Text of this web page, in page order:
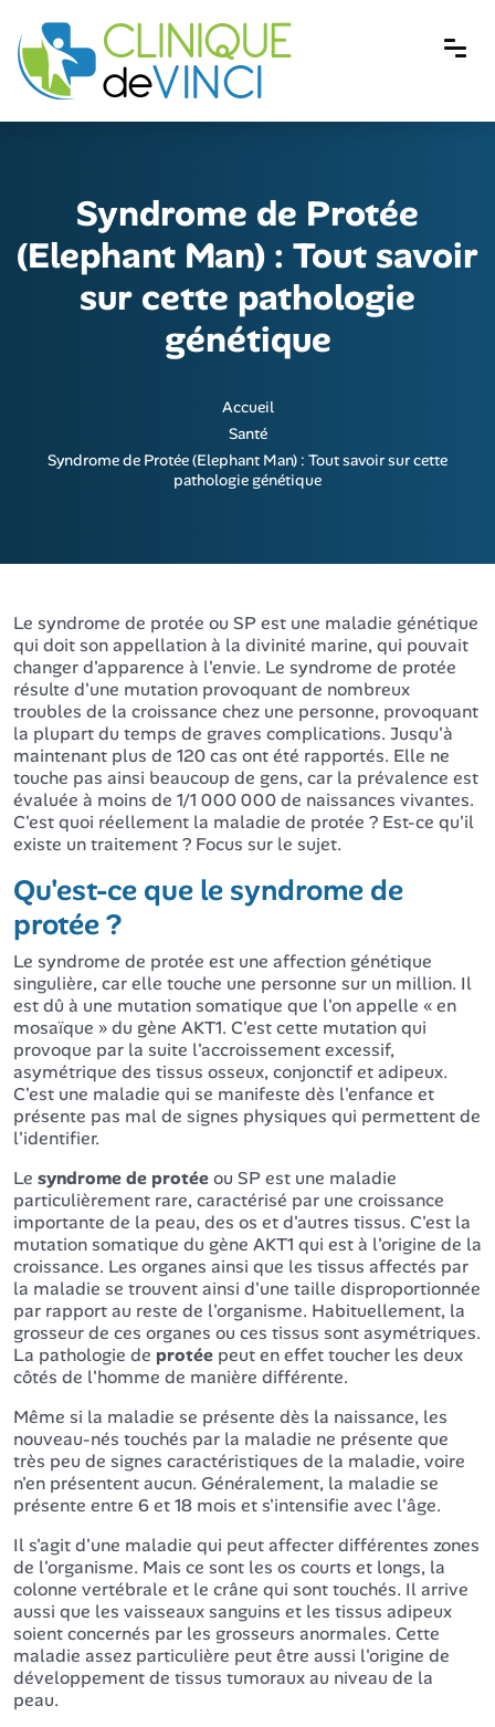
Syndrome de Protée
(Elephant Man) : Tout savoir
sur cette pathologie
génétique
Accueil
Santé
Syndrome de Protée (Elephant Man) : Tout savoir sur cette
pathologie génétique
Le syndrome de protée ou SP est une maladie génétique
qui doit son appellation à la divinité marine, qui pouvait
changer d'apparence à l'envie. Le syndrome de protée
résulte d'une mutation provoquant de nombreux
troubles de la croissance chez une personne, provoquant
la plupart du temps de graves complications. Jusqu'à
maintenant plus de 120 cas ont été rapportés. Elle ne
touche pas ainsi beaucoup de gens, car la prévalence est
évaluée à moins de 1/1 000 000 de naissances vivantes.
C'est quoi réellement la maladie de protée ? Est-ce qu'il
existe un traitement ? Focus sur le sujet.
Qu'est-ce que le syndrome de
protée ?
Le syndrome de protée est une affection génétique
singulière, car elle touche une personne sur un million. Il
est dû à une mutation somatique que l'on appelle « en
mosaïque » du gène AKT1. C'est cette mutation qui
provoque par la suite l'accroissement excessif,
asymétrique des tissus osseux, conjonctif et adipeux.
C'est une maladie qui se manifeste dès l'enfance et
présente pas mal de signes physiques qui permettent de
l'identifier.
Le syndrome de protéeou SP est une maladie
particulièrement rare, caractérisé par une croissance
importante de la peau, des os et d'autres tissus. C'est la
mutation somatique du gène AKT1 qui est à l'origine de la
croissance. Les organes ainsi que les tissus affectés par
la maladie se trouvent ainsi d'une taille disproportionnée
par rapport au reste de l'organisme. Habituellement, la
grosseur de ces organes ou ces tissus sont asymétriques.
La pathologie de protée peut en effet toucher les deux
côtés de l'homme de manière différente.
Même si la maladie se présente dès la naissance, les
nouveau-nés touchés par la maladie ne présente que
très peu de signes caractéristiques de la maladie, voire
n'en présentent aucun. Généralement, la maladie se
présente entre 6 et 18 mois et s'intensifie avec l'âge.
Il s'agit d'une maladie qui peut affecter différentes zones
de l'organisme. Mais ce sont les os courts et longs, la
colonne vertébrale et le crâne qui sont touchés. Il arrive
aussi que les vaisseaux sanguins et les tissus adipeux
soient concernés par les grosseurs anormales. Cette
maladie assez particulière peut être aussi l'origine de
développement de tissus tumoraux au niveau de la
peau.